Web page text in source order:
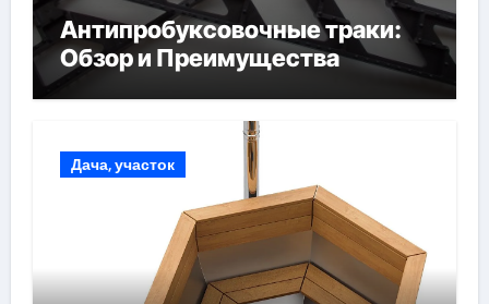
Антипробуксовочные траки:
Обзор и Преимущества
Дача, участок